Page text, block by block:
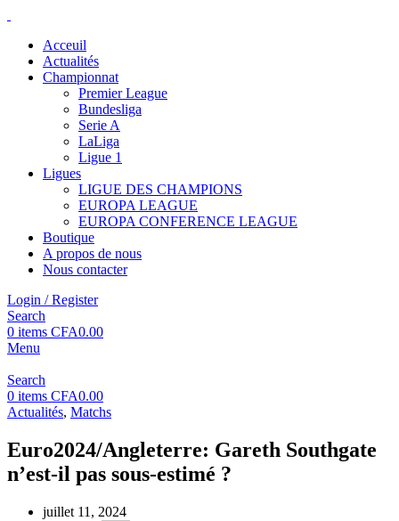
Acceuil
Actualités
Championnat
Premier League
Bundesliga
Serie A
LaLiga
Ligue 1
Ligues
LIGUE DES CHAMPIONS
EUROPA LEAGUE
EUROPA CONFERENCE LEAGUE
Boutique
A propos de nous
Nous contacter
Login / Register
Search
0 items CFA0.00
Menu
Search
0 items CFA0.00
Actualités, Matchs
Euro2024/Angleterre: Gareth Southgate
n’est-il pas sous-estimé ?
juillet 11, 2024